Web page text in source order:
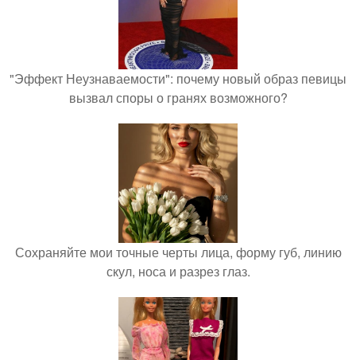
"Эффект Неузнаваемости": почему новый образ певицы
вызвал споры о гранях возможного?
Сохраняйте мои точные черты лица, форму губ, линию
скул, носа и разрез глаз.